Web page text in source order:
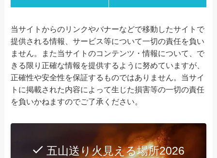
当サイトからのリンクやバナーなどで移動したサイトで
提供される情報、サービス等について一切の責任を負い
ません。また当サイトのコンテンツ・情報について、で
きる限り正確な情報を提供するように努めていますが、
正確性や安全性を保証するものではありません。当サイ
トに掲載された内容によって生じた損害等の一切の責任
を負いかねますのでご了承ください。
五山送り火見える場所2026